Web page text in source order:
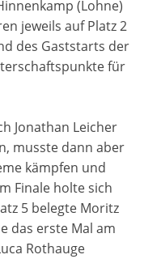
(Lohne)
jeweils auf Platz 2
des Gaststarts der
für
Jonathan Leicher
musste dann aber
kämpfen und
Finale holte sich
5 belegte Moritz
das erste Mal am
Rothauge
Cookie-